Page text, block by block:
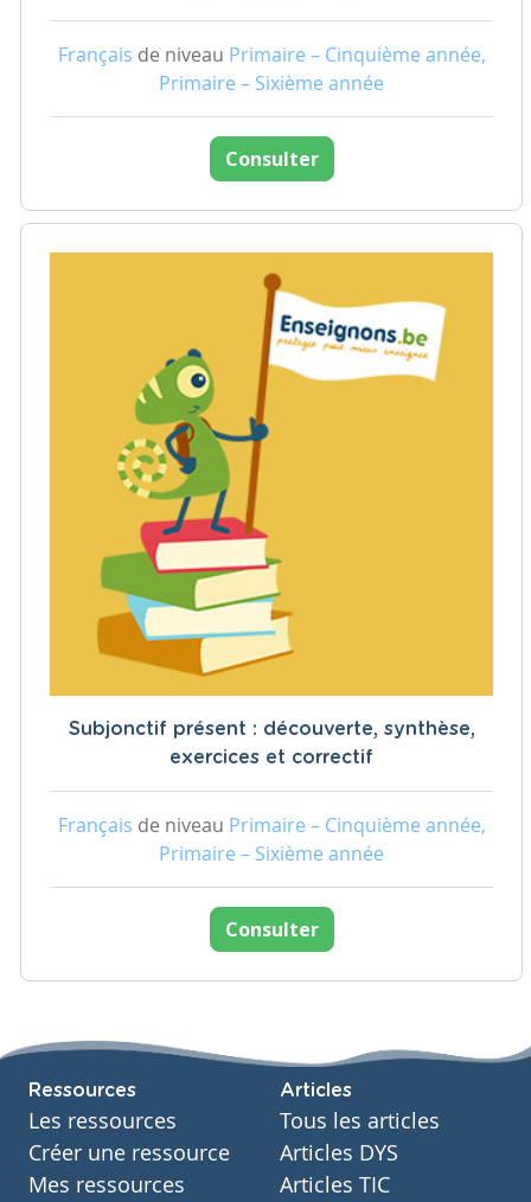
Français de niveau Primaire – Cinquième année,
Primaire – Sixième année
Consulter
Subjonctif présent : découverte, synthèse,
exercices et correctif
Français de niveau Primaire – Cinquième année,
Primaire – Sixième année
Consulter
Ressources
Les ressources
Créer une ressource
Mes ressources
Articles
Tous les articles
Articles DYS
Articles TIC